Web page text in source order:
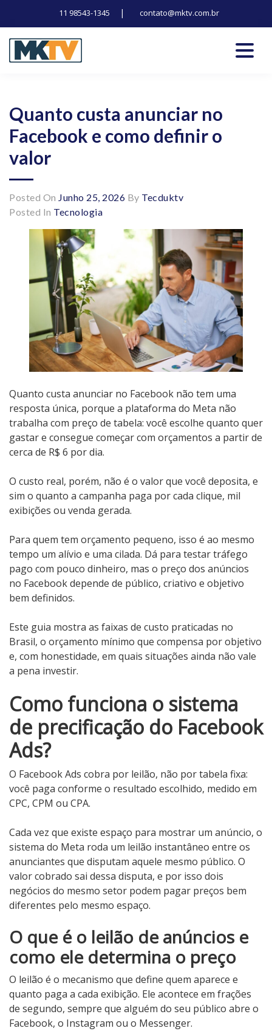
11 98543-1345 | contato@mktv.com.br
content
Quanto custa anunciar no
Facebook e como definir o
valor
Posted On Junho 25, 2026 By Tecduktv
Posted In Tecnologia
Quanto custa anunciar no Facebook não tem uma
resposta única, porque a plataforma do Meta não
trabalha com preço de tabela: você escolhe quanto quer
gastar e consegue começar com orçamentos a partir de
cerca de R$ 6 por dia.
O custo real, porém, não é o valor que você deposita, e
sim o quanto a campanha paga por cada clique, mil
exibições ou venda gerada.
Para quem tem orçamento pequeno, isso é ao mesmo
tempo um alívio e uma cilada. Dá para testar tráfego
pago com pouco dinheiro, mas o preço dos anúncios
no Facebook depende de público, criativo e objetivo
bem definidos.
Este guia mostra as faixas de custo praticadas no
Brasil, o orçamento mínimo que compensa por objetivo
e, com honestidade, em quais situações ainda não vale
a pena investir.
Como funciona o sistema
de precificação do Facebook
Ads?
O Facebook Ads cobra por leilão, não por tabela fixa:
você paga conforme o resultado escolhido, medido em
CPC, CPM ou CPA.
Cada vez que existe espaço para mostrar um anúncio, o
sistema do Meta roda um leilão instantâneo entre os
anunciantes que disputam aquele mesmo público. O
valor cobrado sai dessa disputa, e por isso dois
negócios do mesmo setor podem pagar preços bem
diferentes pelo mesmo espaço.
O que é o leilão de anúncios e
como ele determina o preço
O leilão é o mecanismo que define quem aparece e
quanto paga a cada exibição. Ele acontece em frações
de segundo, sempre que alguém do seu público abre o
Facebook, o Instagram ou o Messenger.